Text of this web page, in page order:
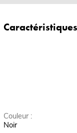
Caractéristiques
Couleur :
Noir